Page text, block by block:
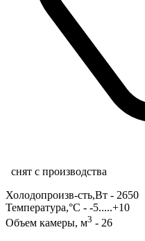
снят с производства
Холодопроизв-сть,Вт - 2650
Температура,°С - -5.....+10
Объем камеры, м3 - 26